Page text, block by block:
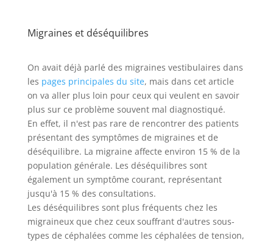
Migraines et déséquilibres
On avait déjà parlé des migraines vestibulaires dans
les pages principales du site, mais dans cet article
on va aller plus loin pour ceux qui veulent en savoir
plus sur ce problème souvent mal diagnostiqué.
En effet, il n'est pas rare de rencontrer des patients
présentant des symptômes de migraines et de
déséquilibre. La migraine affecte environ 15 % de la
population générale. Les déséquilibres sont
également un symptôme courant, représentant
jusqu'à 15 % des consultations.
Les déséquilibres sont plus fréquents chez les
migraineux que chez ceux souffrant d'autres sous-
types de céphalées comme les céphalées de tension,